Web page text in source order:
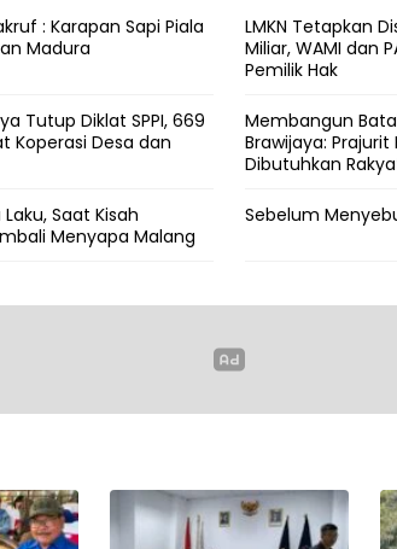
: Karapan Sapi Piala
Madura
LMKN Tetapkan
Miliar, WAMI dan
Pemilik Hak
Tutup Diklat SPPI, 669
Koperasi Desa dan
Membangun
Brawijaya:
Dibutuhkan
Saat Kisah
Menyapa Malang
Sebelum